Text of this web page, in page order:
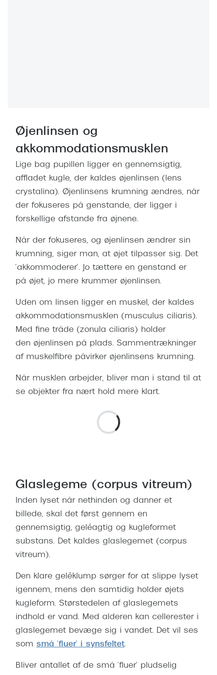
Øjenlinsen og
akkommodationsmusklen
Lige bag pupillen ligger en gennemsigtig,
affladet kugle, der kaldes øjenlinsen (lens
crystalina). Øjenlinsens krumning ændres, når
der fokuseres på genstande, der ligger i
forskellige afstande fra øjnene.
Når der fokuseres, og øjenlinsen ændrer sin
krumning, siger man, at øjet tilpasser sig. Det
’akkommoderer’. Jo tættere en genstand er
på øjet, jo mere krummer øjenlinsen.
Uden om linsen ligger en muskel, der kaldes
akkommodationsmusklen (musculus ciliaris).
Med fine tråde (zonula ciliaris) holder
den øjenlinsen på plads. Sammentrækninger
af muskelfibre påvirker øjenlinsens krumning.
Når musklen arbejder, bliver man i stand til at
se objekter fra nært hold mere klart.
Glaslegeme (corpus vitreum)
Inden lyset når nethinden og danner et
billede, skal det først gennem en
gennemsigtig, geléagtig og kugleformet
substans. Det kaldes glaslegemet (corpus
vitreum).
Den klare geléklump sørger for at slippe lyset
igennem, mens den samtidig holder øjets
kugleform. Størstedelen af glaslegemets
indhold er vand. Med alderen kan cellerester i
glaslegemet bevæge sig i vandet. Det vil ses
som små ’fluer’ i synsfeltet.
Bliver antallet af de små ’fluer’ pludselig